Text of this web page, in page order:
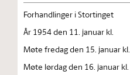
Forhandlinger i Stortinget
År 1954 den 11. januar kl.
Møte fredag den 15. januar
Møte lørdag den 16. januar kl.